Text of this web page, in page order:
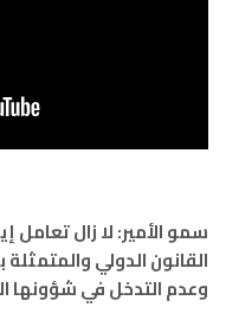
سمو الأمير: لا زال تعامل
القانون الدولي
وعدم التدخل في شؤونها